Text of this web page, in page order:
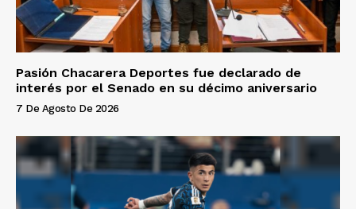
Pasión Chacarera Deportes fue declarado de
interés por el Senado en su décimo aniversario
7 De Agosto De 2026